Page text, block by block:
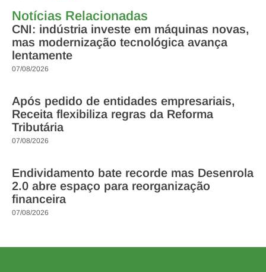
Notícias Relacionadas
CNI: indústria investe em máquinas novas,
mas modernização tecnológica avança
lentamente
07/08/2026
Após pedido de entidades empresariais,
Receita flexibiliza regras da Reforma
Tributária
07/08/2026
Endividamento bate recorde mas Desenrola
2.0 abre espaço para reorganização
financeira
07/08/2026